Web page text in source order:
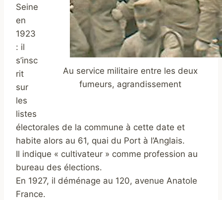
Au service militaire entre les deux
fumeurs, agrandissement
Seine
en
1923
: il
s’insc
rit
sur
les
listes
électorales de la commune à cette date et
habite alors au 61, quai du Port à l’Anglais.
Il indique « cultivateur » comme profession au
bureau des élections.
En 1927, il déménage au 120, avenue Anatole
France.